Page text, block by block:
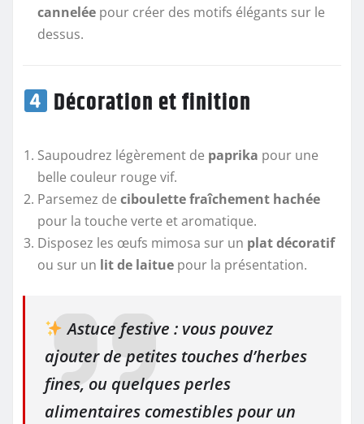
cannelée pour créer des motifs élégants sur le
dessus.
Décoration et finition
Saupoudrez légèrement de paprika pour une
belle couleur rouge vif.
Parsemez de ciboulette fraîchement hachée
pour la touche verte et aromatique.
Disposez les œufs mimosa sur un plat décoratif
ou sur un lit de laitue pour la présentation.
Astuce festive : vous pouvez
ajouter de petites touches d’herbes
fines, ou quelques perles
alimentaires comestibles pour un